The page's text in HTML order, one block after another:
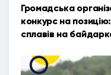
Громадська
конкурс на
сплавів на